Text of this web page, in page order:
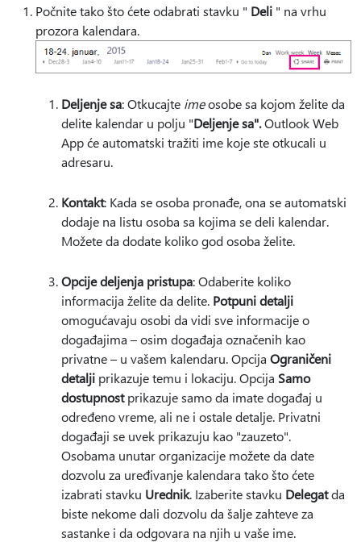
Počnite tako što ćete odabrati stavku " Deli " na vrhu
prozora kalendara.
Deljenje sa: Otkucajte imeosobe sa kojom želite da
delite kalendar u polju "Deljenje sa".Outlook Web
App će automatski tražiti ime koje ste otkucali u
adresaru.
Kontakt: Kada se osoba pronađe, ona se automatski
dodaje na listu osoba sa kojima se deli kalendar.
Možete da dodate koliko god osoba želite.
Opcije deljenja pristupa: Odaberite koliko
informacija želite da delite. Potpuni detalji
omogućavaju osobi da vidi sve informacije o
događajima – osim događaja označenih kao
privatne – u vašem kalendaru. Opcija Ograničeni
detalji prikazuje temu i lokaciju. Opcija Samo
dostupnostprikazuje samo da imate događaj u
određeno vreme, ali ne i ostale detalje. Privatni
događaji se uvek prikazuju kao "zauzeto".
Osobama unutar organizacije možete da date
dozvolu za uređivanje kalendara tako što ćete
izabrati stavku Urednik. Izaberite stavku Delegatda
biste nekome dali dozvolu da šalje zahteve za
sastanke i da odgovara na njih u vaše ime.